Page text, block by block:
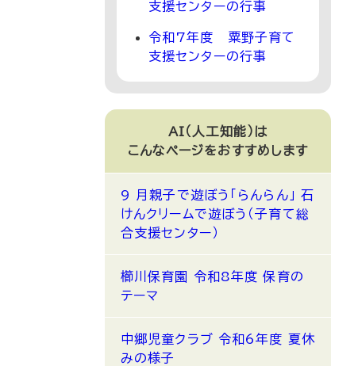
支援センターの行事
令和7年度 粟野子育て
支援センターの行事
AI（人工知能）は
こんなページをおすすめします
9 月親子で遊ぼう「らんらん」 石
けんクリームで遊ぼう（子育て総
合支援センター）
櫛川保育園 令和8年度 保育の
テーマ
中郷児童クラブ 令和6年度 夏休
みの様子